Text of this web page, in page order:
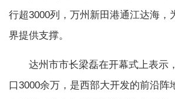
行超3000列，万州新田港通江达海，
界提供支撑。
达州市市长梁磊在开幕式上表示
口3000余万，是西部大开发的前沿阵